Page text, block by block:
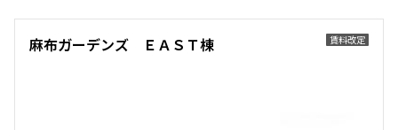
賃料改定
麻布ガーデンズ ＥＡＳＴ棟